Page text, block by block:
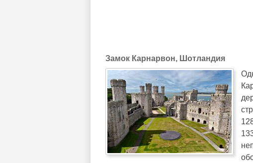
Замок Карнарвон, Шотландия